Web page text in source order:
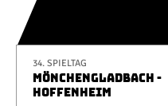
34. SPIELTAG
MÖNCHENGLADBACH -
HOFFENHEIM